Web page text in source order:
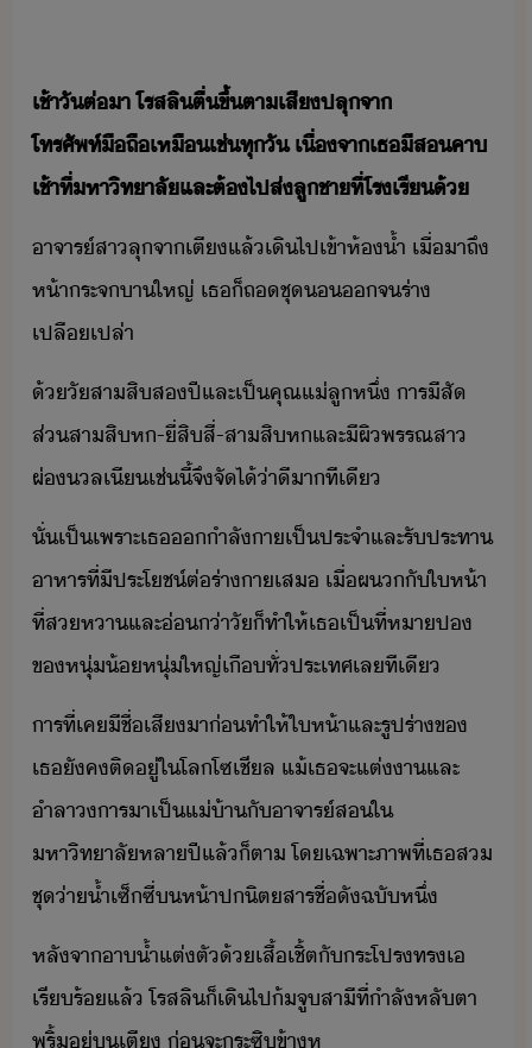
เช้า​ั​ต่า​ ​โรส​ลิ​ตื่ขึ้​ตา​เสี​ปลุ​จา​
โทรศัพท์ืถื​เหืเช่​ทุั​ ​เื่จา​เธ​ีส​คา​
เช้า​ที่​หาิทาลั​และ​ต้​ไป​ส่​ลูชา​ที่​โรเรี​้
​าจาร์​สา​ลุ​จา​เตี​แล้​เิ​ไป​เข้า​ห้้ำ​ ​เื่า​ถึ​
ห้า​ระจ​า​ใหญ่​ ​เธ​็​ถ​ชุ​​จ​ร่า​
เปลืเปล่า
​้​ั​สาสิ​ส​ปี​และ​เป็คุณ​แ่​ลู​หึ่​ ​าร​ีสั​
ส่​สาสิ​ห​-​ี่สิ​สี่​-​สาสิ​ห​และ​ี​ผิพรรณ​สา​
ผ่​ล​เี​เช่ี้​จึ​จั​ไ้​่า​ีา​ทีเี
​ั่​เป็​เพราะ​เธ​ำลัา​เป็ประจำ​และ​รัประทา​
าหาร​ที่​ีประโช์​ต่​ร่าา​เส​ ​เื่​ผ​ั​ให้า​
ที่​ส​หา​และ​่​่า​ั​็​ทำให้​เธ​เป็​ที่หา​ป​
ข​หุ่้​หุ่​ใหญ่​เื​ทั่ประเทศ​เล​ทีเี
​าร​ที่​เค​ีชื่เสี​า​่​ทำให้​ให้า​และ​รูปร่า​ข​
เธ​ัค​ติ​ู่​ใ​โล​โซเชีล​ ​แ้​เธ​จะ​แต่า​และ​
ำลา​าร​า​เป็​แ่้า​ั​าจาร์​ส​ใ​
หาิทาลั​หลา​ปี​แล้็​ตา​ ​โเฉพาะ​ภาพ​ที่​เธ​ส​
ชุ่า้ำ​เซ็ซี่​​ห้าป​ิตสาร​ชื่ั​ฉั​หึ่
​หลัจา​า้ำ​แต่ตั​้​เสื้เชิ้ต​ั​ระโปร​ทร​เ​
เรีร้​แล้​ ​โรส​ลิ​็​เิ​ไป​้​จู​สาี​ที่​ำลั​หลัตา​
พริ้​ู่​​เตี​ ​่​จะ​ระซิ​ข้า​หู